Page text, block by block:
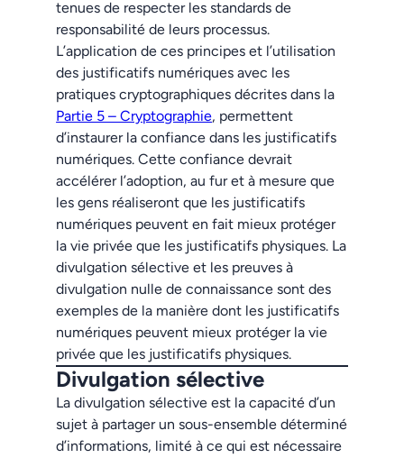
tenues de respecter les standards de
responsabilité de leurs processus.
L’application de ces principes et l’utilisation
des justificatifs numériques avec les
pratiques cryptographiques décrites dans la
Partie 5 – Cryptographie, permettent
d’instaurer la confiance dans les justificatifs
numériques. Cette confiance devrait
accélérer l’adoption, au fur et à mesure que
les gens réaliseront que les justificatifs
numériques peuvent en fait mieux protéger
la vie privée que les justificatifs physiques. La
divulgation sélective et les preuves à
divulgation nulle de connaissance sont des
exemples de la manière dont les justificatifs
numériques peuvent mieux protéger la vie
privée que les justificatifs physiques.
Divulgation sélective
La divulgation sélective est la capacité d’un
sujet à partager un sous-ensemble déterminé
d’informations, limité à ce qui est nécessaire